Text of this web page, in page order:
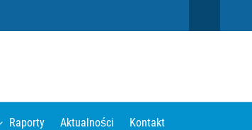
Raporty Aktualności Kontakt